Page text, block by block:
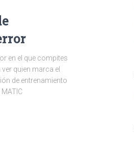
en el que compites
quien marca el
de entrenamiento